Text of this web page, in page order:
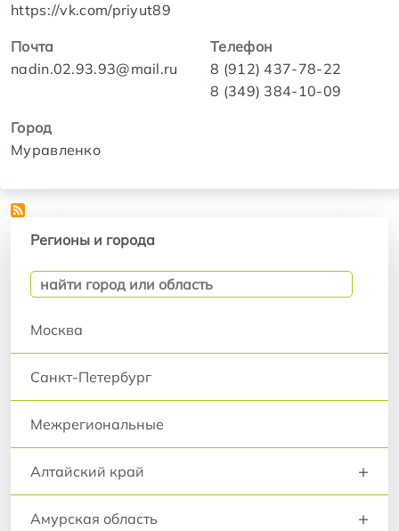
https://vk.com/priyut89
Почта
nadin.02.93.93@mail.ru
Телефон
8 (912) 437-78-22
8 (349) 384-10-09
Город
Муравленко
Регионы и города
Москва
Санкт-Петербург
Межрегиональные
Алтайский край +
Амурская область +